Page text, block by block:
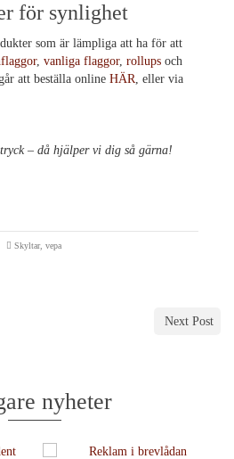
för synlighet
som är lämpliga att ha för att
, vanliga flaggor, rollups och
att beställa online HÄR , eller via
– då hjälper vi dig så gärna!
Skyltar, vepa
Next Post
nyheter